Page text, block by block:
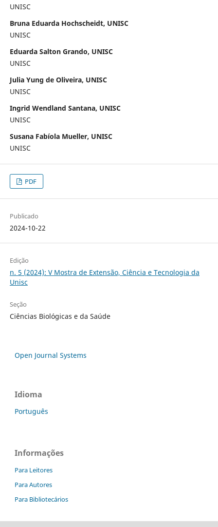
UNISC
Bruna Eduarda Hochscheidt, UNISC
UNISC
Eduarda Salton Grando, UNISC
UNISC
Julia Yung de Oliveira, UNISC
UNISC
Ingrid Wendland Santana, UNISC
UNISC
Susana Fabíola Mueller, UNISC
UNISC
PDF
Publicado
2024-10-22
Edição
n. 5 (2024): V Mostra de Extensão, Ciência e Tecnologia da
Unisc
Seção
Ciências Biológicas e da Saúde
Open Journal Systems
Idioma
Português
Informações
Para Leitores
Para Autores
Para Bibliotecários